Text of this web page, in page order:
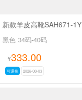
新款羊皮高靴SAH671-1Y
黑色 34码-40码
¥333.00
可退换 2026-08-03